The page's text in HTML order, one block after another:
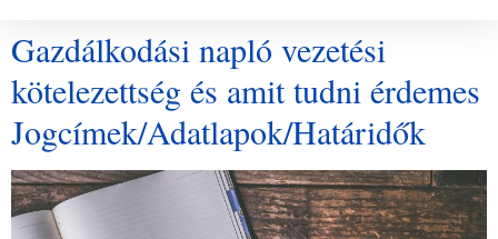
Gazdálkodási napló vezetési
kötelezettség és amit tudni érdemes
Jogcímek/Adatlapok/Határidők